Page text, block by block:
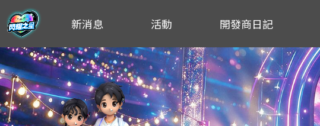
新消息 活動 開發商日記